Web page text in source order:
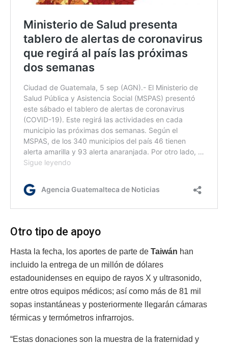
Otro tipo de apoyo
Hasta la fecha, los aportes de parte de Taiwán han
incluido la entrega de un millón de dólares
estadounidenses en equipo de rayos X y ultrasonido,
entre otros equipos médicos; así como más de 81 mil
sopas instantáneas y posteriormente llegarán cámaras
térmicas y termómetros infrarrojos.
“Estas donaciones son la muestra de la fraternidad y